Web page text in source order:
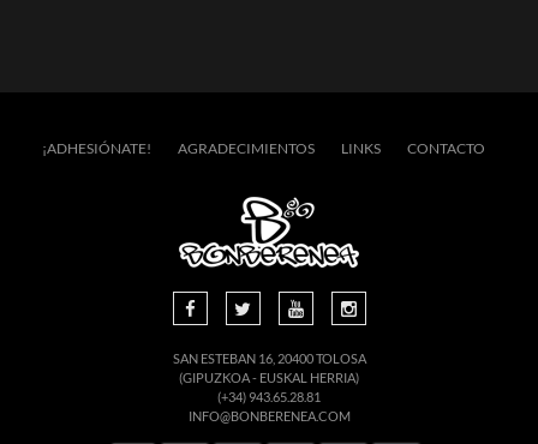
¡ADHESIÓNATE! AGRADECIMIENTOS LINKS CONTACTO
SAN ESTEBAN 16, 20400 TOLOSA
(GIPUZKOA - EUSKAL HERRIA)
(+34) 943.65.28.81
INFO@BONBERENEA.COM